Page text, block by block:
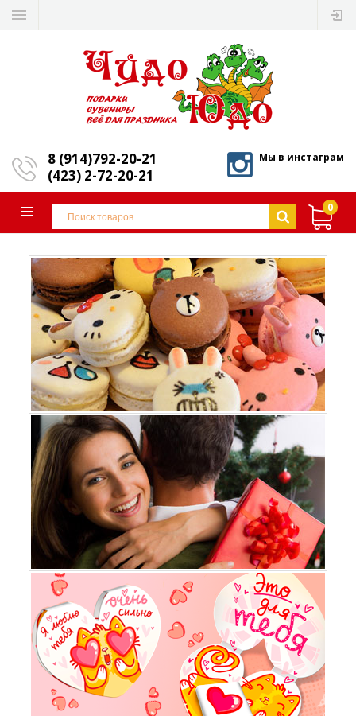
8 (914)792-20-21
(423) 2-72-20-21
Мы в инстаграм
0
Вкусняшки
Для неё